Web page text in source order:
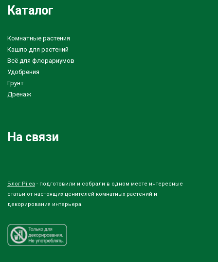
Каталог
Комнатные растения
Кашпо для растений
Всё для флорариумов
Удобрения
Грунт
Дренаж
На связи
Блог Pilea - подготовили и собрали в одном месте интересные
статьи от настоящих ценителей комнатных растений и
декорирования интерьера.